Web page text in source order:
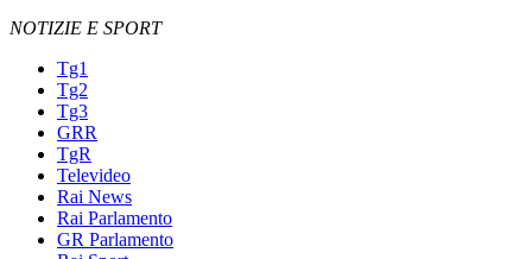
NOTIZIE E SPORT
Tg1
Tg2
Tg3
GRR
TgR
Televideo
Rai News
Rai Parlamento
GR Parlamento